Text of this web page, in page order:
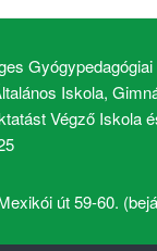
Iskola,
Végző Iskola
út 59-60.